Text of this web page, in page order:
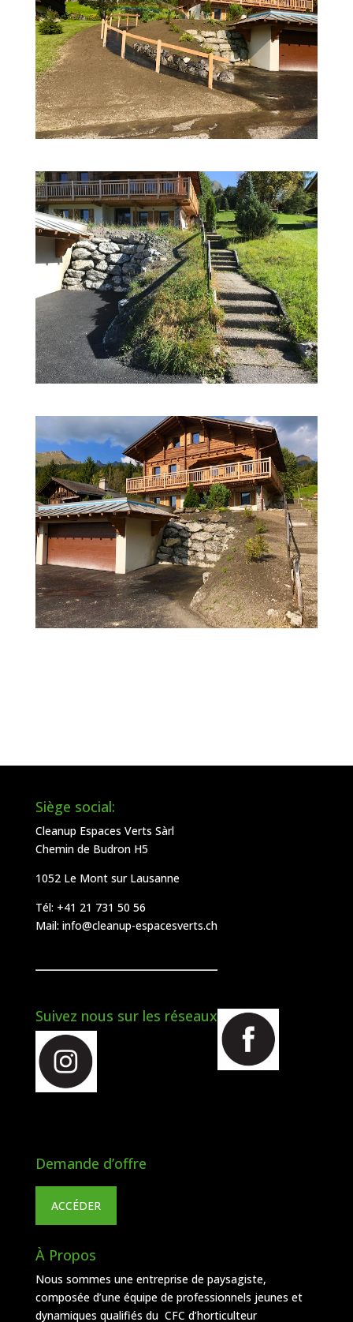
Siège social:
Cleanup Espaces Verts Sàrl
Chemin de Budron H5
1052 Le Mont sur Lausanne
Tél: +41 21 731 50 56
Mail: info@cleanup-espacesverts.ch
Suivez nous sur les réseaux
Demande d’offre
ACCÉDER
À Propos
Nous sommes une entreprise de paysagiste,
composée d’une équipe de professionnels jeunes et
dynamiques qualifiés du CFC d’horticulteur